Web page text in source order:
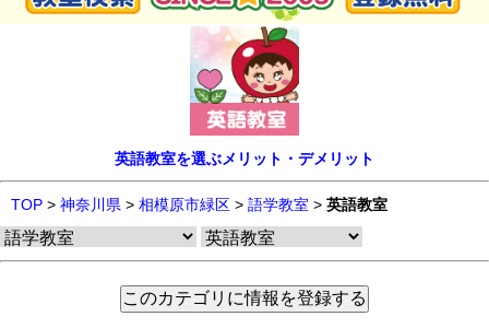
英語教室を選ぶメリット・デメリット
TOP > 神奈川県 > 相模原市緑区 > 語学教室 > 英語教室